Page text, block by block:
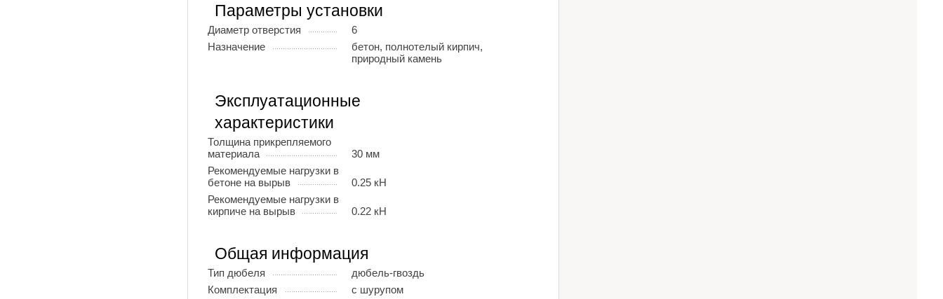
Параметры установки
Диаметр отверстия
6
Назначение
бетон, полнотелый кирпич,
природный камень
Эксплуатационные
характеристики
Толщина прикрепляемого
материала
30 мм
Рекомендуемые нагрузки в
бетоне на вырыв
0.25 кН
Рекомендуемые нагрузки в
кирпиче на вырыв
0.22 кН
Общая информация
Тип дюбеля
дюбель-гвоздь
Комплектация
с шурупом